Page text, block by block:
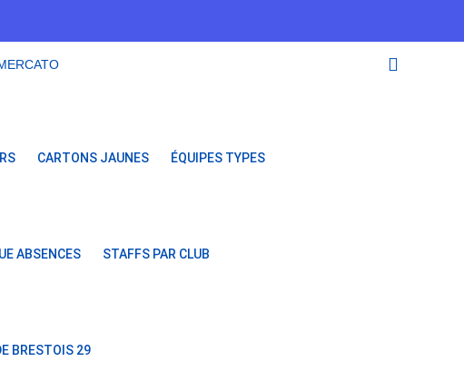
CARTONS JAUNES ÉQUIPES TYPES
ABSENCES STAFFS PAR CLUB
BRESTOIS 29